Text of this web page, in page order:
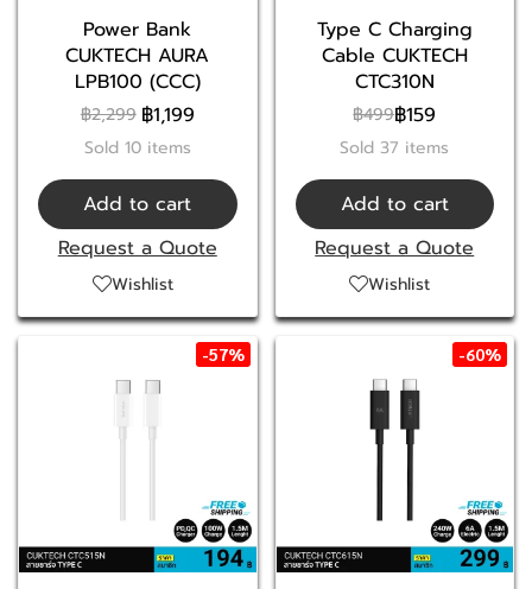
Power Bank
CUKTECH AURA
LPB100 (CCC)
฿2,299 ฿1,199
Sold 10 items
Add to cart
Request a Quote
Wishlist
Type C Charging
Cable CUKTECH
CTC310N
฿499฿159
Sold 37 items
Add to cart
Request a Quote
Wishlist
-57% -60%